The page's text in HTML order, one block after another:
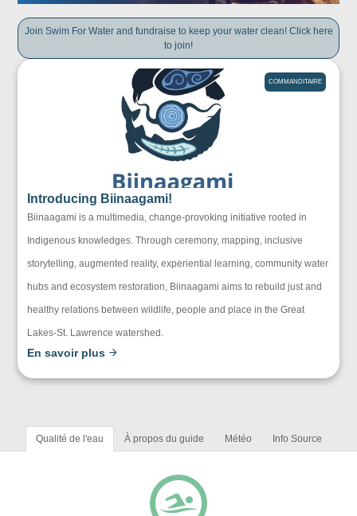
Join Swim For Water and fundraise to keep your water clean! Click here
to join!
COMMANDITAIRE
Introducing Biinaagami!
Biinaagami is a multimedia, change-provoking initiative rooted in
Indigenous knowledges. Through ceremony, mapping, inclusive
storytelling, augmented reality, experiential learning, community water
hubs and ecosystem restoration, Biinaagami aims to rebuild just and
healthy relations between wildlife, people and place in the Great
Lakes-St. Lawrence watershed.
En savoir plus
Qualité de l'eau À propos du guide Météo Info Source